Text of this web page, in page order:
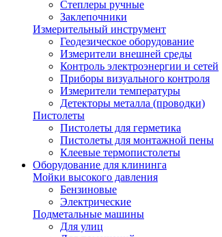
Степлеры ручные
Заклепочники
Измерительный инструмент
Геодезическое оборудование
Измерители внешней среды
Контроль электроэнергии и сетей
Приборы визуального контроля
Измерители температуры
Детекторы металла (проводки)
Пистолеты
Пистолеты для герметика
Пистолеты для монтажной пены
Клеевые термопистолеты
Оборудование для клининга
Мойки высокого давления
Бензиновые
Электрические
Подметальные машины
Для улиц